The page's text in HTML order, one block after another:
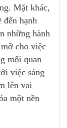
Mặt khác,
đến hạnh
những hành
cho việc
mối quan
việc sáng
lên vai
một nền